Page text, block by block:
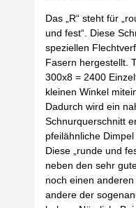
Das „R“ steht für
und fest“. Diese
speziellen
Fasern hergestellt.
300x8 = 2400
kleinen Winkel
Dadurch wird ein
Schnurquerschnitt
pfeilähnliche
Diese „runde und
neben den sehr
noch einen
andere der